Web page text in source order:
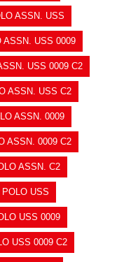
ASSN. USS
ASSN. USS 0009
USS 0009 C2
ASSN. USS C2
ASSN. 0009
ASSN. 0009 C2
ASSN. C2
USS
USS 0009
USS 0009 C2